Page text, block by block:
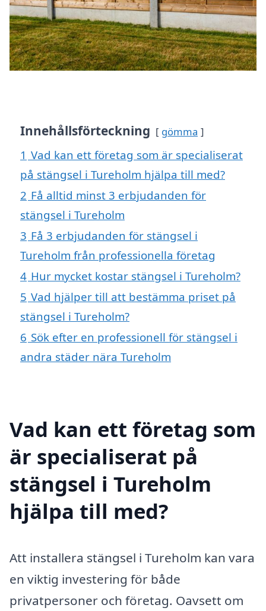
Innehållsförteckning gömma
1 Vad kan ett företag som är specialiserat
på stängsel i Tureholm hjälpa till med?
2 Få alltid minst 3 erbjudanden för
stängsel i Tureholm
3 Få 3 erbjudanden för stängsel i
Tureholm från professionella företag
4 Hur mycket kostar stängsel i Tureholm?
5 Vad hjälper till att bestämma priset på
stängsel i Tureholm?
6 Sök efter en professionell för stängsel i
andra städer nära Tureholm
Vad kan ett företag som
är specialiserat på
stängsel i Tureholm
hjälpa till med?
Att installera stängsel i Tureholm kan vara
en viktig investering för både
privatpersoner och företag. Oavsett om